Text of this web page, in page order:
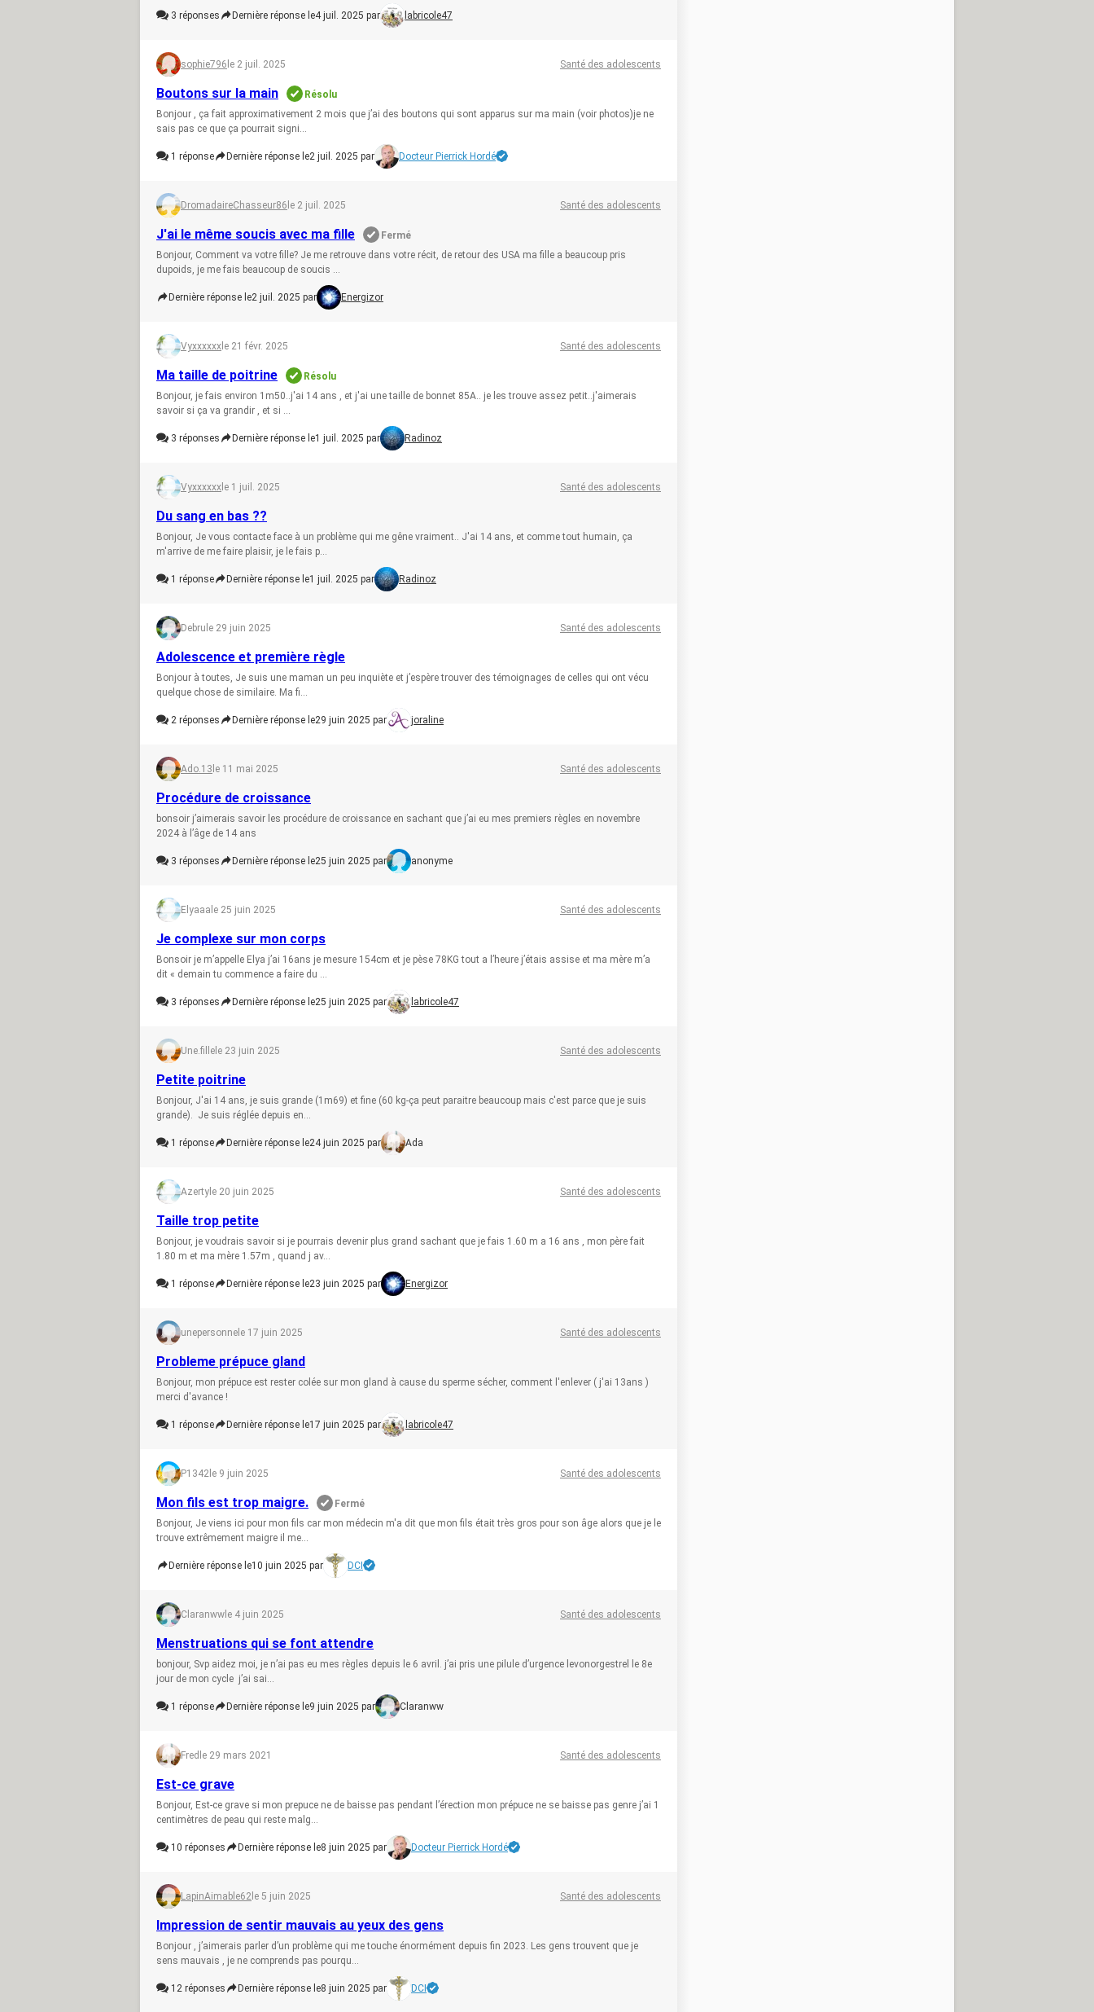
3 réponses Dernière réponse le4 juil. 2025 par labricole47
sophie796 le 2 juil. 2025 Santé des adolescents
Boutons sur la main
Résolu
Bonjour , ça fait approximativement 2 mois que j’ai des boutons qui sont apparus sur ma main (voir photos)je ne
sais pas ce que ça pourrait signi...
1 réponse Dernière réponse le2 juil. 2025 par Docteur Pierrick Hordé
DromadaireChasseur86 le 2 juil. 2025 Santé des adolescents
J'ai le même soucis avec ma fille
Fermé
Bonjour, Comment va votre fille? Je me retrouve dans votre récit, de retour des USA ma fille a beaucoup pris
dupoids, je me fais beaucoup de soucis ...
Dernière réponse le2 juil. 2025 par Energizor
Vyxxxxxx le 21 févr. 2025 Santé des adolescents
Ma taille de poitrine
Résolu
Bonjour, je fais environ 1m50..j'ai 14 ans , et j'ai une taille de bonnet 85A.. je les trouve assez petit..j'aimerais
savoir si ça va grandir , et si ...
3 réponses Dernière réponse le1 juil. 2025 par Radinoz
Vyxxxxxx le 1 juil. 2025 Santé des adolescents
Du sang en bas ??
Bonjour, Je vous contacte face à un problème qui me gêne vraiment.. J'ai 14 ans, et comme tout humain, ça
m'arrive de me faire plaisir, je le fais p...
1 réponse Dernière réponse le1 juil. 2025 par Radinoz
Debru le 29 juin 2025 Santé des adolescents
Adolescence et première règle
Bonjour à toutes, Je suis une maman un peu inquiète et j’espère trouver des témoignages de celles qui ont vécu
quelque chose de similaire. Ma fi...
2 réponses Dernière réponse le29 juin 2025 par joraline
Ado.13 le 11 mai 2025 Santé des adolescents
Procédure de croissance
bonsoir j’aimerais savoir les procédure de croissance en sachant que j’ai eu mes premiers règles en novembre
2024 à l’âge de 14 ans
3 réponses Dernière réponse le25 juin 2025 par anonyme
Elyaaa le 25 juin 2025 Santé des adolescents
Je complexe sur mon corps
Bonsoir je m’appelle Elya j’ai 16ans je mesure 154cm et je pèse 78KG tout a l’heure j’étais assise et ma mère m’a
dit « demain tu commence a faire du ...
3 réponses Dernière réponse le25 juin 2025 par labricole47
Une.fille le 23 juin 2025 Santé des adolescents
Petite poitrine
Bonjour, J'ai 14 ans, je suis grande (1m69) et fine (60 kg-ça peut paraitre beaucoup mais c'est parce que je suis
grande). Je suis réglée depuis en...
1 réponse Dernière réponse le24 juin 2025 par Ada
Azerty le 20 juin 2025 Santé des adolescents
Taille trop petite
Bonjour, je voudrais savoir si je pourrais devenir plus grand sachant que je fais 1.60 m a 16 ans , mon père fait
1.80 m et ma mère 1.57m , quand j av...
1 réponse Dernière réponse le23 juin 2025 par Energizor
unepersonne le 17 juin 2025 Santé des adolescents
Probleme prépuce gland
Bonjour, mon prépuce est rester colée sur mon gland à cause du sperme sécher, comment l'enlever ( j'ai 13ans )
merci d'avance !
1 réponse Dernière réponse le17 juin 2025 par labricole47
P1342 le 9 juin 2025 Santé des adolescents
Mon fils est trop maigre.
Fermé
Bonjour, Je viens ici pour mon fils car mon médecin m'a dit que mon fils était très gros pour son âge alors que je le
trouve extrêmement maigre il me...
Dernière réponse le10 juin 2025 par DCI
Claranww le 4 juin 2025 Santé des adolescents
Menstruations qui se font attendre
bonjour, Svp aidez moi, je n’ai pas eu mes règles depuis le 6 avril. j’ai pris une pilule d’urgence levonorgestrel le 8e
jour de mon cycle j’ai sai...
1 réponse Dernière réponse le9 juin 2025 par Claranww
Fred le 29 mars 2021 Santé des adolescents
Est-ce grave
Bonjour, Est-ce grave si mon prepuce ne de baisse pas pendant l’érection mon prépuce ne se baisse pas genre j’ai 1
centimètres de peau qui reste malg...
10 réponses Dernière réponse le8 juin 2025 par Docteur Pierrick Hordé
LapinAimable62 le 5 juin 2025 Santé des adolescents
Impression de sentir mauvais au yeux des gens
Bonjour , j’aimerais parler d’un problème qui me touche énormément depuis fin 2023. Les gens trouvent que je
sens mauvais , je ne comprends pas pourqu...
12 réponses Dernière réponse le8 juin 2025 par DCI